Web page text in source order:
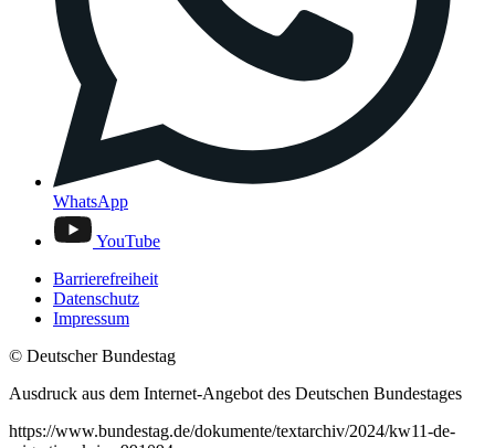
WhatsApp
YouTube
Barrierefreiheit
Datenschutz
Impressum
© Deutscher Bundestag
Ausdruck aus dem Internet-Angebot des Deutschen Bundestages
https://www.bundestag.de/dokumente/textarchiv/2024/kw11-de-